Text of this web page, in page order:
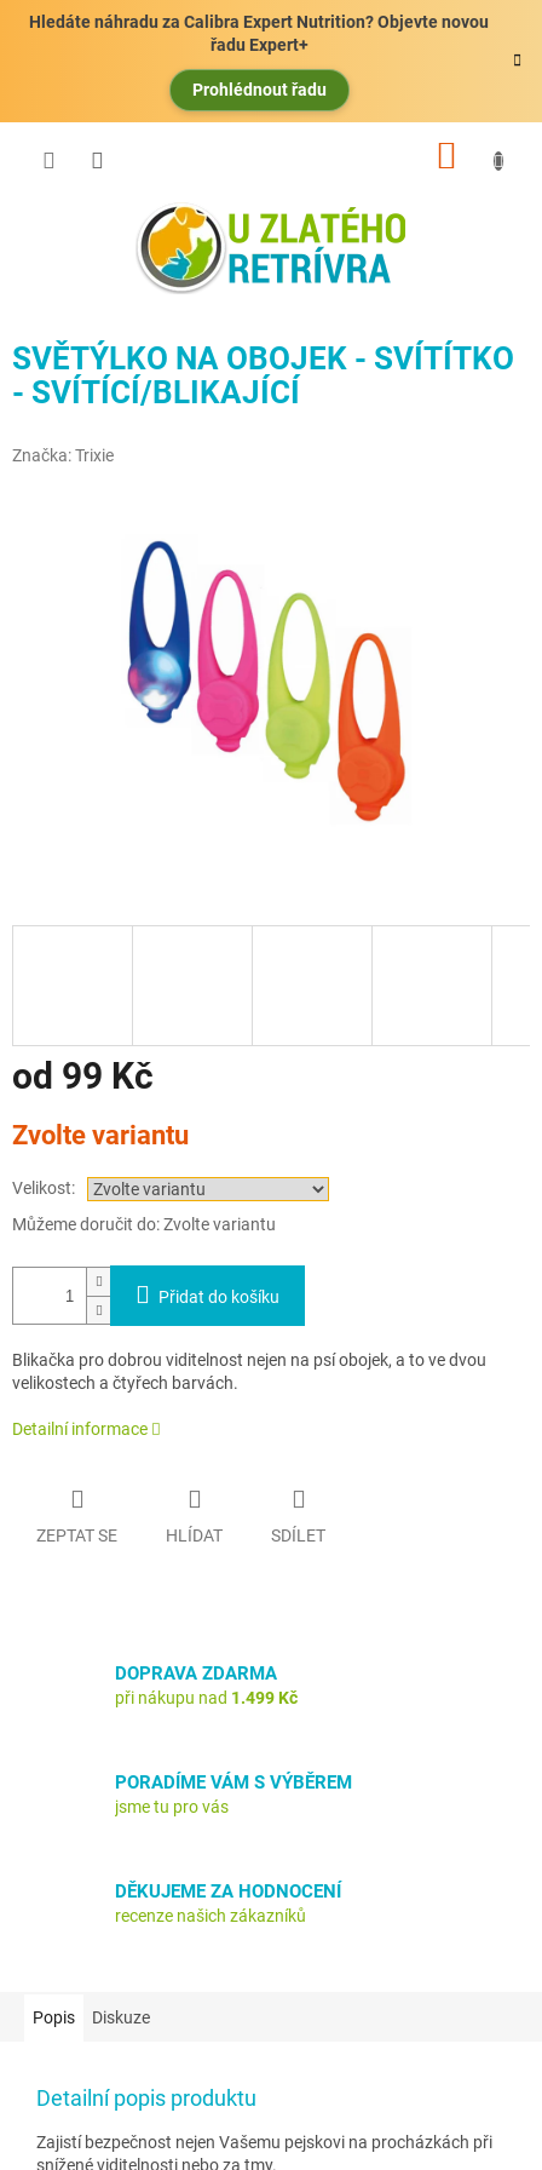
Hledáte náhradu za Calibra Expert Nutrition? Objevte novou
řadu Expert+
Prohlédnout řadu
SVĚTÝLKO NA OBOJEK - SVÍTÍTKO
- SVÍTÍCÍ/BLIKAJÍCÍ
Značka:Trixie
od 99 Kč
cena:
Zvolte variantu
Velikost:
Můžeme doručit do:Zvolte variantu
Přidat do košíku
Blikačka pro dobrou viditelnost nejen na psí obojek, a to ve dvou
velikostech a čtyřech barvách.
Detailní informace
ZEPTAT SE HLÍDAT SDÍLET
DOPRAVA ZDARMA
při nákupu nad 1.499 Kč
PORADÍME VÁM S VÝBĚREM
jsme tu pro vás
DĚKUJEME ZA HODNOCENÍ
recenze našich zákazníků
Popis Diskuze
Detailní popis produktu
Zajistí bezpečnost nejen Vašemu pejskovi na procházkách při
snížené viditelnosti nebo za tmy.